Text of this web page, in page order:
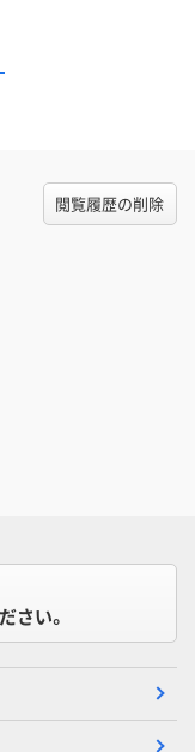
閲覧履歴の削除
さい。